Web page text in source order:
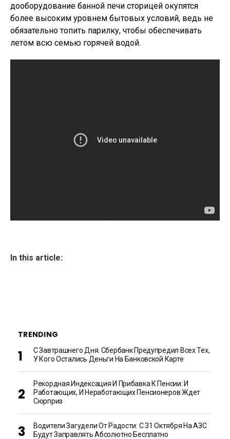
дооборудование банной печи сторицей окупятся
более высоким уровнем бытовых условий, ведь не
обязательно топить парилку, чтобы обеспечивать
летом всю семью горячей водой.
In this article:
TRENDING
С Завтрашнего Дня. Сбербанк Предупредил Всех Тех,
У Кого Остались Деньги На Банковской Карте
Рекордная Индексация И Прибавка К Пенсии: И
Работающих, И Неработающих Пенсионеров Ждет
Сюрприз
Водители Загудели От Радости: С 31 Октября На АЗС
Будут Заправлять Абсолютно Бесплатно